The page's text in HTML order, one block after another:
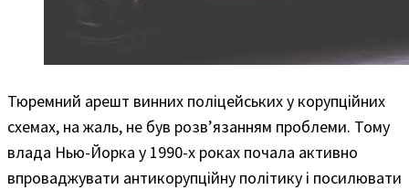
Тюремний арешт винних поліцейських у корупційних
схемах, на жаль, не був розв’язанням проблеми. Тому
влада Нью-Йорка у 1990-х роках почала активно
впроваджувати антикорупційну політику і посилювати